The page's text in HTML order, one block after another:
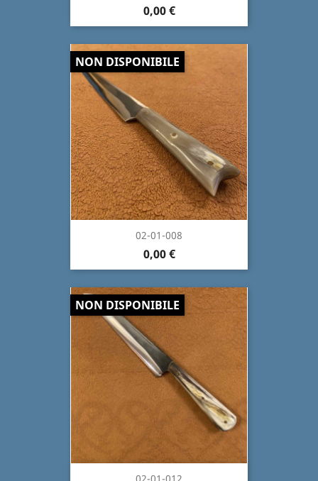
0,00 €
02-01-008
0,00 €
NON DISPONIBILE
NON DISPONIBILE